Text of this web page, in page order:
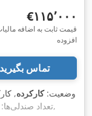
‎€۱۱۵٬۰۰۰
قیمت ثابت به اضافه
افزوده
تماس بگیرید
وضعیت:کارکرده,
تعداد صندلی‌ها:,